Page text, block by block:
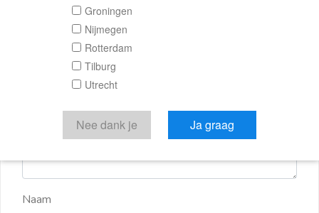
Verstuur je bericht
Door een bericht te sturen kom je in contact met de
aanbieder of makelaar van de woning.
Naam
Groningen
Nijmegen
Rotterdam
Tilburg
Utrecht
Nee dank je Ja graag